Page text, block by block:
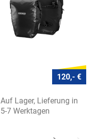
120,- €
Auf Lager, Lieferung in
5-7 Werktagen